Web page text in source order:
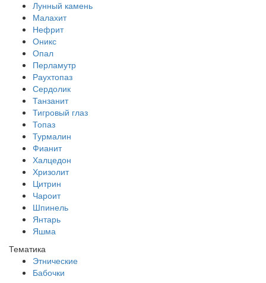
Лунный камень
Малахит
Нефрит
Оникс
Опал
Перламутр
Раухтопаз
Сердолик
Танзанит
Тигровый глаз
Топаз
Турмалин
Фианит
Халцедон
Хризолит
Цитрин
Чароит
Шпинель
Янтарь
Яшма
Тематика
Этнические
Бабочки